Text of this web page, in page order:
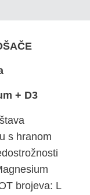
+ D3
s hranom
brojeva: L